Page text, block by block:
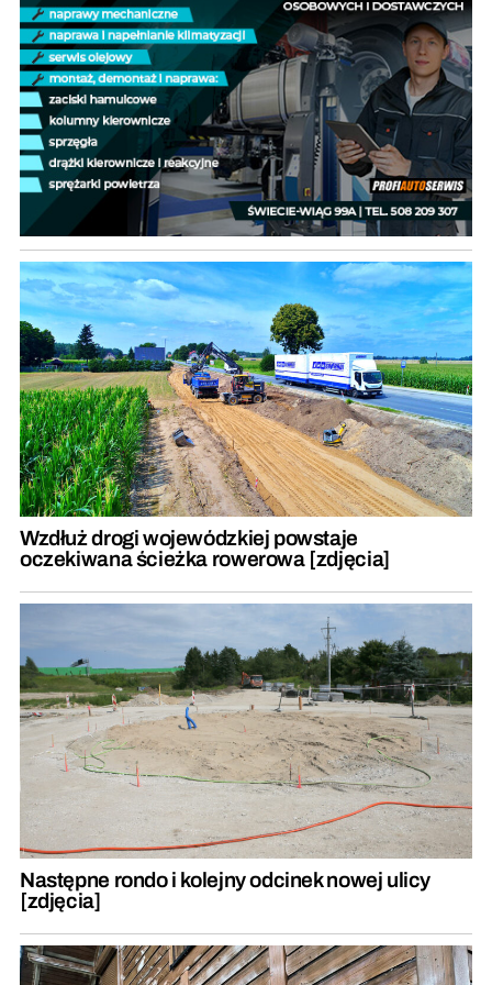
Wzdłuż drogi wojewódzkiej powstaje
oczekiwana ścieżka rowerowa [zdjęcia]
Następne rondo i kolejny odcinek nowej ulicy
[zdjęcia]